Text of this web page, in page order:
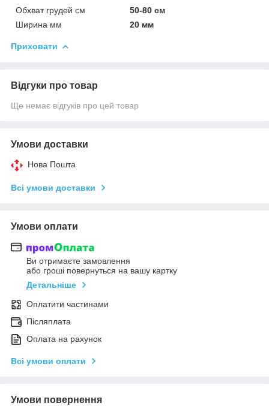
Обхват грудей см
50-80 см
Ширина мм
20 мм
Приховати
Відгуки про товар
Ще немає відгуків про цей товар
Умови доставки
Нова Пошта
Всі умови доставки
Умови оплати
Ви отримаєте замовлення
або гроші повернуться на вашу картку
Детальніше
Оплатити частинами
Післяплата
Оплата на рахунок
Всі умови оплати
Умови повернення